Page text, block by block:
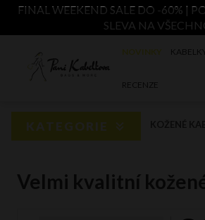
FINAL WEEKEND SALE DO -60% |
SLEVA NA
NOVINKY KABELKY
RECENZE
KATEGORIE
Velmi kvalitní